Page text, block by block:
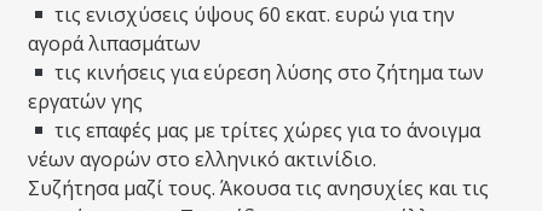
τις ενισχύσεις ύψους 60 εκατ. ευρώ για την
αγορά λιπασμάτων
τις κινήσεις για εύρεση λύσης στο ζήτημα των
εργατών γης
τις επαφές μας με τρίτες χώρες για το άνοιγμα
νέων αγορών στο ελληνικό ακτινίδιο.
Συζήτησα μαζί τους. Άκουσα τις ανησυχίες και τις